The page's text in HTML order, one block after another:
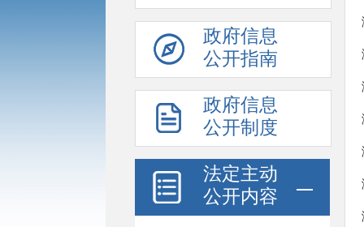
政府信息
公开指南
政府信息
公开制度
法定主动
公开内容